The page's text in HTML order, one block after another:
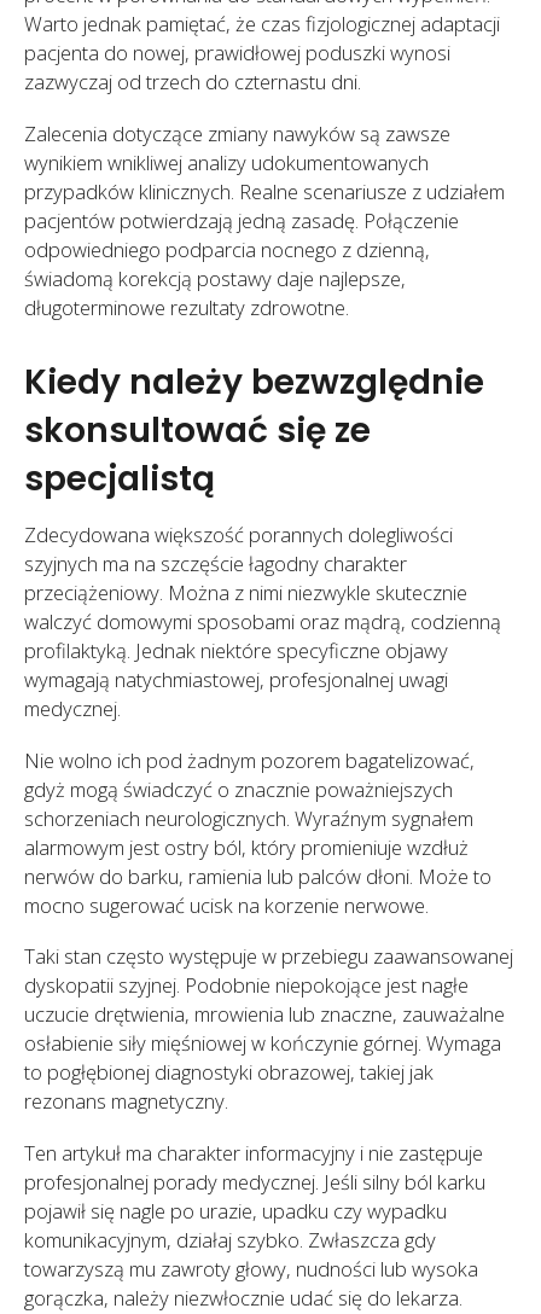
Warto jednak pamiętać, że czas fizjologicznej adaptacji
pacjenta do nowej, prawidłowej poduszki wynosi
zazwyczaj od trzech do czternastu dni.
Zalecenia dotyczące zmiany nawyków są zawsze
wynikiem wnikliwej analizy udokumentowanych
przypadków klinicznych. Realne scenariusze z udziałem
pacjentów potwierdzają jedną zasadę. Połączenie
odpowiedniego podparcia nocnego z dzienną,
świadomą korekcją postawy daje najlepsze,
długoterminowe rezultaty zdrowotne.
Kiedy należy bezwzględnie
skonsultować się ze
specjalistą
Zdecydowana większość porannych dolegliwości
szyjnych ma na szczęście łagodny charakter
przeciążeniowy. Można z nimi niezwykle skutecznie
walczyć domowymi sposobami oraz mądrą, codzienną
profilaktyką. Jednak niektóre specyficzne objawy
wymagają natychmiastowej, profesjonalnej uwagi
medycznej.
Nie wolno ich pod żadnym pozorem bagatelizować,
gdyż mogą świadczyć o znacznie poważniejszych
schorzeniach neurologicznych. Wyraźnym sygnałem
alarmowym jest ostry ból, który promieniuje wzdłuż
nerwów do barku, ramienia lub palców dłoni. Może to
mocno sugerować ucisk na korzenie nerwowe.
Taki stan często występuje w przebiegu zaawansowanej
dyskopatii szyjnej. Podobnie niepokojące jest nagłe
uczucie drętwienia, mrowienia lub znaczne, zauważalne
osłabienie siły mięśniowej w kończynie górnej. Wymaga
to pogłębionej diagnostyki obrazowej, takiej jak
rezonans magnetyczny.
Ten artykuł ma charakter informacyjny i nie zastępuje
profesjonalnej porady medycznej. Jeśli silny ból karku
pojawił się nagle po urazie, upadku czy wypadku
komunikacyjnym, działaj szybko. Zwłaszcza gdy
towarzyszą mu zawroty głowy, nudności lub wysoka
gorączka, należy niezwłocznie udać się do lekarza.